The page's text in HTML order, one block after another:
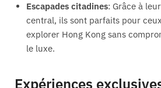
Escapades citadines: Grâce à
central, ils sont parfaits pour
explorer Hong Kong sans
le luxe.
Expériences